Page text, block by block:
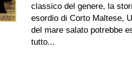
classico del genere, la
esordio di Corto Maltese,
del mare salato potrebbe
tutto...